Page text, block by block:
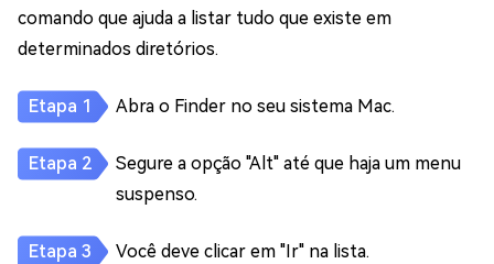
comando que ajuda a listar tudo que existe em
determinados diretórios.
Abra o Finder no seu sistema Mac.
Segure a opção "Alt" até que haja um menu
suspenso.
Você deve clicar em "Ir" na lista.